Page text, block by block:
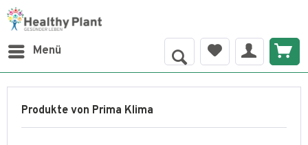
Menü
Produkte von Prima Klima